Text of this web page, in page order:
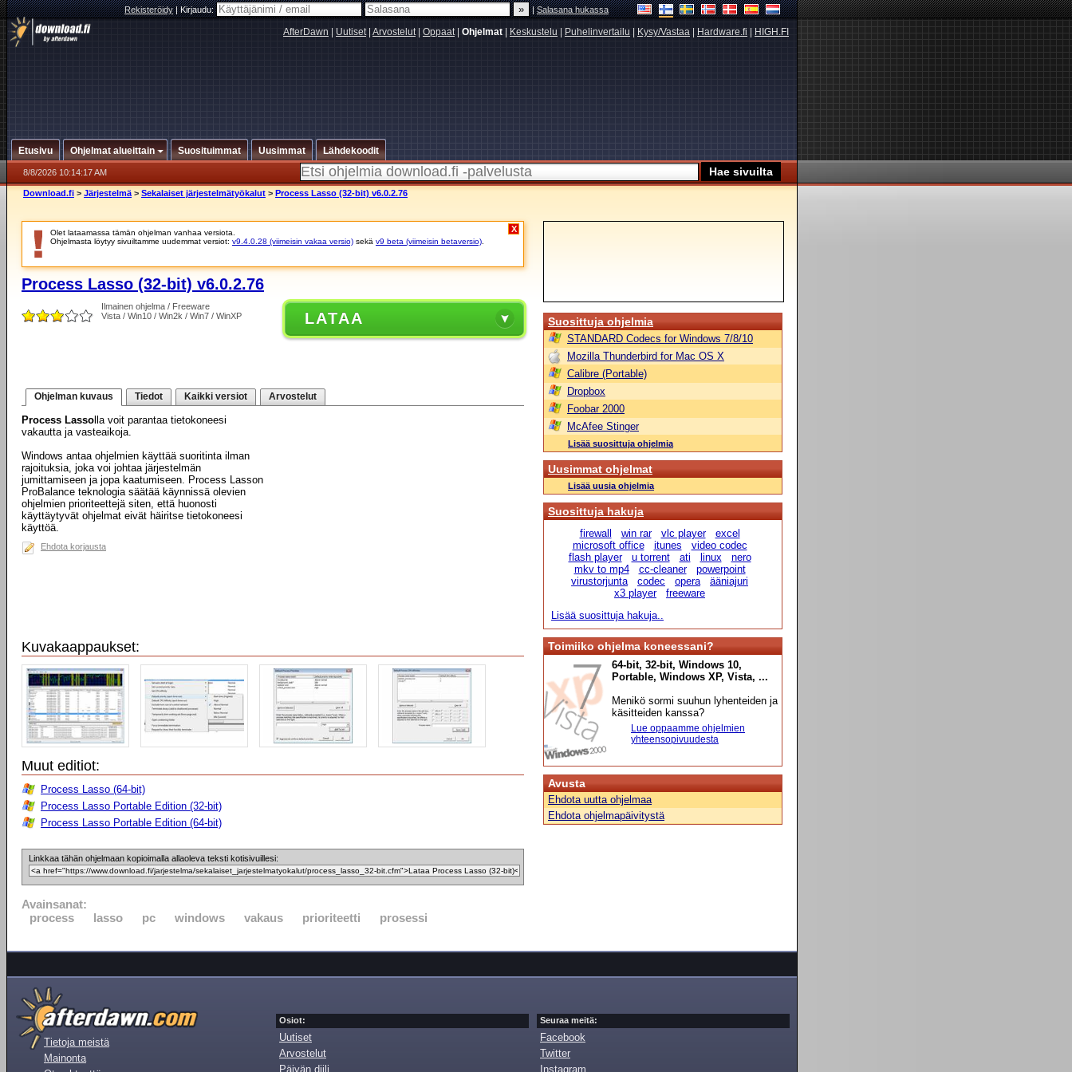
Rekisteröidy|Kirjaudu: |Salasana hukassa
AfterDawn Uutiset| Arvostelut| Oppaat| Ohjelmat Keskustelu Puhelinvertailu Kysy/Vastaa Hardware.fi HIGH.FI
Etusivu Ohjelmat alueittain Suosituimmat Uusimmat Lähdekoodit
8/8/2026 10:14:17 AM
Download.fi > Järjestelmä > Sekalaiset järjestelmätyökalut > Process Lasso (32-bit) v6.0.2.76
Olet lataamassa tämän ohjelman vanhaa versiota.
Ohjelmasta löytyy sivuiltamme uudemmat versiot: v9.4.0.28 (viimeisin vakaa versio) sekä v9 beta (viimeisin betaversio)
X
Process Lasso (32-bit) v6.0.2.76
Ilmainen ohjelma / Freeware
Vista / Win10 / Win2k / Win7 / WinXP
LATAA
Ohjelman kuvaus Tiedot Kaikki versiot Arvostelut
Process Lasso lla voit parantaa tietokoneesi
vakautta ja vasteaikoja.
Windows antaa ohjelmien käyttää suoritinta ilman
rajoituksia, joka voi johtaa järjestelmän
jumittamiseen ja jopa kaatumiseen. Process Lasson
ProBalance teknologia säätää käynnissä olevien
ohjelmien prioriteettejä siten, että huonosti
käyttäytyvät ohjelmat eivät häiritse tietokoneesi
käyttöä.
Ehdota korjausta
Kuvakaappaukset:
Muut editiot:
Process Lasso (64-bit)
Process Lasso Portable Edition (32-bit)
Process Lasso Portable Edition (64-bit)
Linkkaa tähän ohjelmaan kopioimalla allaoleva teksti kotisivuillesi:
Avainsanat:
process
lasso pc windows vakaus prioriteetti prosessi
Suosittuja ohjelmia
STANDARD Codecs for Windows 7/8/10
Mozilla Thunderbird for Mac OS X
Calibre (Portable)
Dropbox
Foobar 2000
McAfee Stinger
Lisää suosittuja ohjelmia
Uusimmat ohjelmat
Lisää uusia ohjelmia
Suosittuja hakuja
firewall win rar vlc player
excel
microsoft office
itunes
video codec
flash player
u torrent ati linux
nero
mkv to mp4
cc-cleaner
powerpoint
virustorjunta
codec opera
ääniajuri
x3 player
freeware
Lisää suosittuja hakuja..
Toimiiko ohjelma koneessani?
64-bit, 32-bit, Windows 10,
Portable, Windows XP, Vista, ...
Menikö sormi suuhun lyhenteiden ja
käsitteiden kanssa?
Lue oppaamme ohjelmien
yhteensopivuudesta
Avusta
Ehdota uutta ohjelmaa
Ehdota ohjelmapäivitystä
Tietoja meistä
Mainonta
Osiot:
Uutiset
Arvostelut
Päivän diili
Seuraa meitä:
Facebook
Twitter
Instagram